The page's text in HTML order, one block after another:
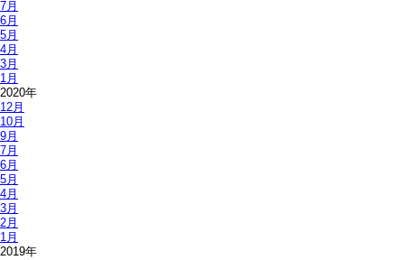
7月
6月
5月
4月
3月
1月
2020年
12月
10月
9月
7月
6月
5月
4月
3月
2月
1月
2019年